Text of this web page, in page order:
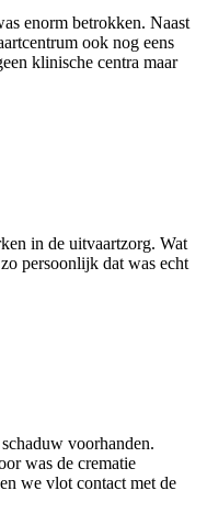
enorm betrokken. Naast
ook nog eens
klinische centra maar
in de uitvaartzorg. Wat
persoonlijk dat was echt
voorhanden.
was de crematie
we vlot contact met de